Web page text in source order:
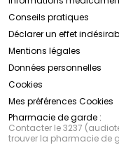
Conseils pratiques
Déclarer un effet
Mentions légales
Données personnelles
Cookies
Mes préférences Cookies
Pharmacie de garde :
Contacter le 3237
trouver la pharmacie de